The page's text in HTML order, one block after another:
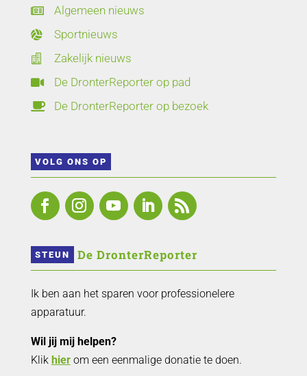
 Algemeen nieuws
 Sportnieuws
 Zakelijk nieuws
 De DronterReporter op pad
 De DronterReporter op bezoek
VOLG ONS OP
STEUN De DronterReporter
Ik ben aan het sparen voor professionelere
apparatuur.
Wil jij mij helpen?
Klik hierom een eenmalige donatie te doen.